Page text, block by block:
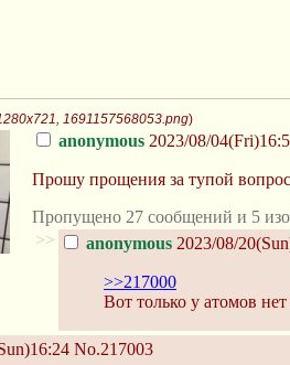
1691157568053.png)
anonymous 2023/08/
Прошу прощения за тупой
Пропущено 27 сообщений и 5
>>
anonymous 2023/08/
>>217000
Вот только у атомов
No.217003